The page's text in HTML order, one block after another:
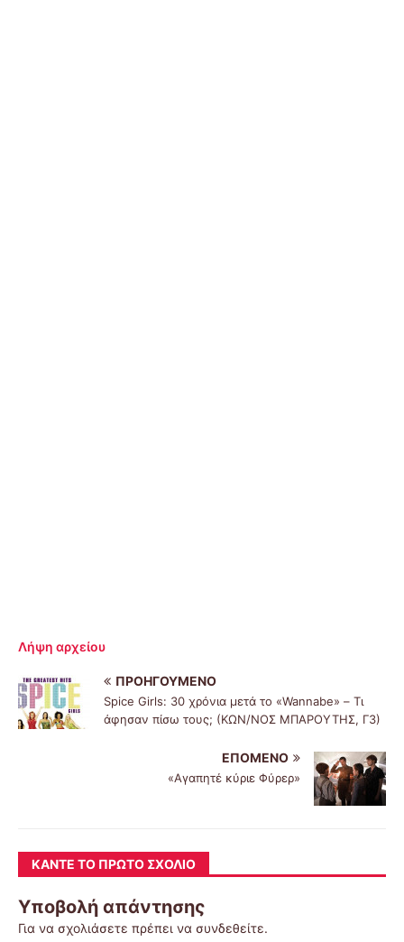
Λήψη αρχείου
ΠΡΟΗΓΟΎΜΕΝΟ
Spice Girls: 30 χρόνια μετά το «Wannabe» – Τι
άφησαν πίσω τους; (ΚΩΝ/ΝΟΣ ΜΠΑΡΟΥΤΗΣ, Γ3)
ΕΠΌΜΕΝΟ
«Αγαπητέ κύριε Φύρερ»
ΚΆΝΤΕ ΤΟ ΠΡΏΤΟ ΣΧΌΛΙΟ
Υποβολή απάντησης
Για να σχολιάσετε πρέπει να συνδεθείτε.